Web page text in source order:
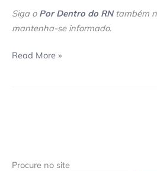
Siga o Por Dentro do RNtambém
mantenha-se informado.
Read More »
Procure no site